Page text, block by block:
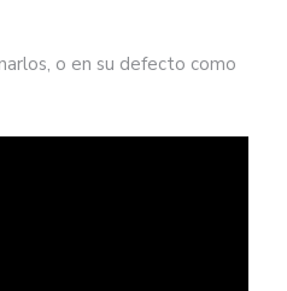
o en su defecto como